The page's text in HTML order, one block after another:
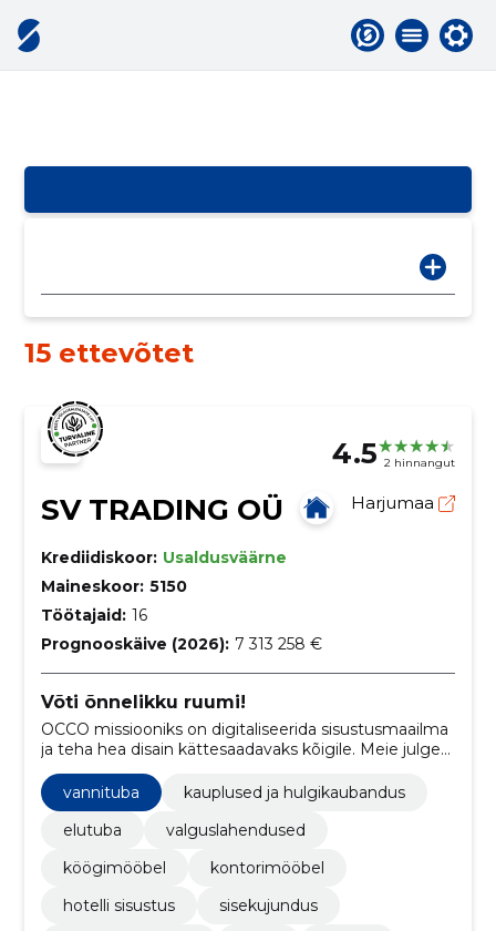
15 ettevõtet
4.5 2 hinnangut
SV TRADING OÜ Harjumaa
Krediidiskoor: Usaldusväärne
Maineskoor: 5150
Töötajaid: 16
Prognooskäive (2026): 7 313 258 €
Võti õnnelikku ruumi!
OCCO missiooniks on digitaliseerida sisustusmaailma
ja teha hea disain kättesaadavaks kõigile. Meie julge
ja ambitsioonikas tiim on pühendunud sinu ootuste
ületamisele. Meie sõnavaras pole kohta sõnal
&amp;#039;&amp;#039;ei&amp;#039;&amp;#039; ja
oleme alati valmis astuma lisasammu.
vannituba
kauplused ja hulgikaubandus
elutuba
valguslahendused
köögimööbel
kontorimööbel
hotelli sisustus
sisekujundus